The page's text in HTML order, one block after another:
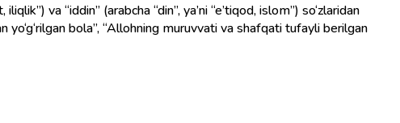
va “iddin” (arabcha “din”, ya’ni “e’tiqod, islom”) so‘zlaridan
yo‘g‘rilgan bola”, “Allohning muruvvati va shafqati tufayli berilgan